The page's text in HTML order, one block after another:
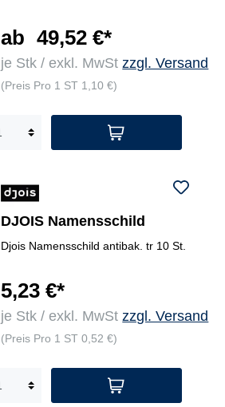
ab 49,52 €*
je Stk / exkl. MwStzzgl. Versand
(Preis Pro 1 ST 1,10 €)
DJOIS Namensschild
Djois Namensschild antibak. tr 10 St.
5,23 €*
je Stk / exkl. MwStzzgl. Versand
(Preis Pro 1 ST 0,52 €)